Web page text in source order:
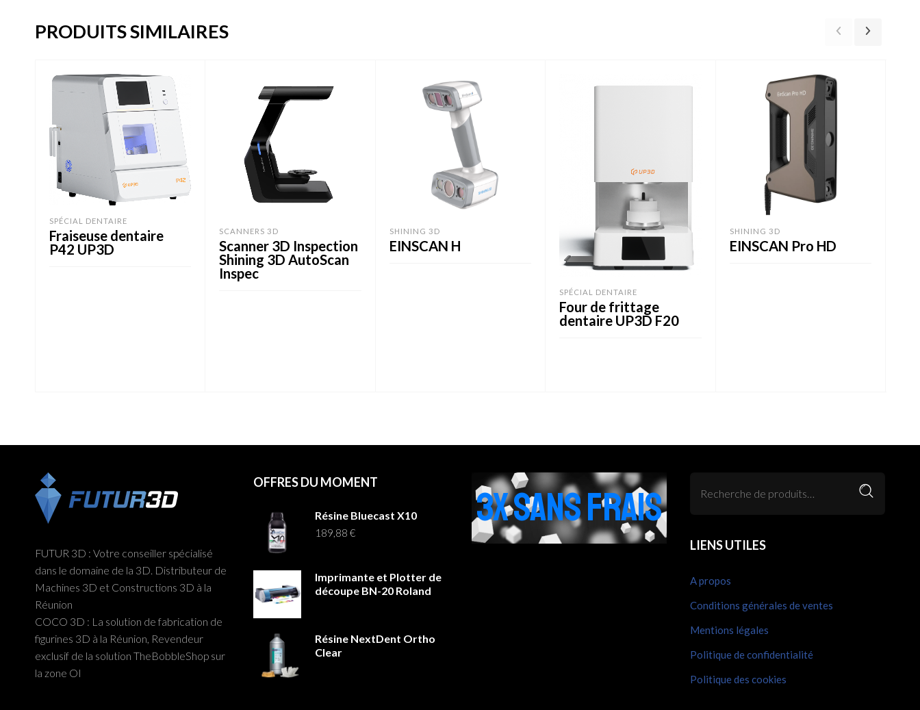
PRODUITS SIMILAIRES
SPÉCIAL DENTAIRE
Fraiseuse dentaire
P42 UP3D
SCANNERS 3D
Scanner 3D Inspection
Shining 3D AutoScan
Inspec
SHINING 3D
EINSCAN H
SPÉCIAL DENTAIRE
Four de frittage
dentaire UP3D F20
SHINING 3D
EINSCAN Pro HD
FUTUR 3D : Votre conseiller spécialisé
dans le domaine de la 3D. Distributeur de
Machines 3D et Constructions 3D à la
Réunion
COCO 3D : La solution de fabrication de
figurines 3D à la Réunion, Revendeur
exclusif de la solution TheBobbleShop sur
la zone OI
OFFRES DU MOMENT
Résine Bluecast X10
189,88 €
Imprimante et Plotter de
découpe BN-20 Roland
Résine NextDent Ortho
Clear
3X SANS FRAIS
LIENS UTILES
A propos
Conditions générales de ventes
Mentions légales
Politique de confidentialité
Politique des cookies